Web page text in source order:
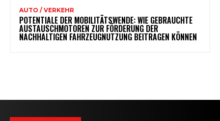
AUTO / VERKEHR
POTENTIALE DER MOBILITÄTSWENDE: WIE GEBRAUCHTE
AUSTAUSCHMOTOREN ZUR FÖRDERUNG DER
NACHHALTIGEN FAHRZEUGNUTZUNG BEITRAGEN KÖNNEN